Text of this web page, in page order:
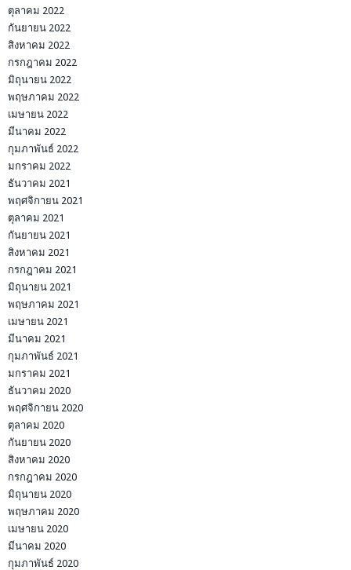
ตุลาคม 2022
กันยายน 2022
สิงหาคม 2022
กรกฎาคม 2022
มิถุนายน 2022
พฤษภาคม 2022
เมษายน 2022
มีนาคม 2022
กุมภาพันธ์ 2022
มกราคม 2022
ธันวาคม 2021
พฤศจิกายน 2021
ตุลาคม 2021
กันยายน 2021
สิงหาคม 2021
กรกฎาคม 2021
มิถุนายน 2021
พฤษภาคม 2021
เมษายน 2021
มีนาคม 2021
กุมภาพันธ์ 2021
มกราคม 2021
ธันวาคม 2020
พฤศจิกายน 2020
ตุลาคม 2020
กันยายน 2020
สิงหาคม 2020
กรกฎาคม 2020
มิถุนายน 2020
พฤษภาคม 2020
เมษายน 2020
มีนาคม 2020
กุมภาพันธ์ 2020